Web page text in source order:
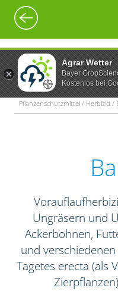
Agrar Wetter
Bayer
Kostenlos bei
Pflanzenschutzmittel / Herbizid /
Ungräsern und
Ackerbohnen,
und
Tagetes erecta (als